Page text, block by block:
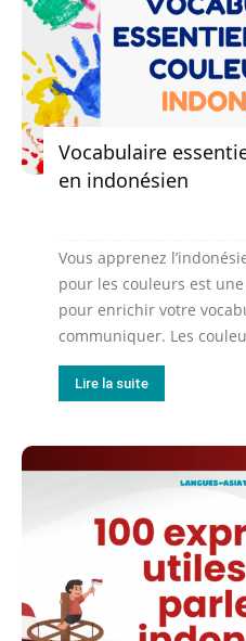
Vocabulaire
en indonésien
Vous apprenez
pour les couleurs est
pour enrichir votre
communiquer. Les
Lire la suite